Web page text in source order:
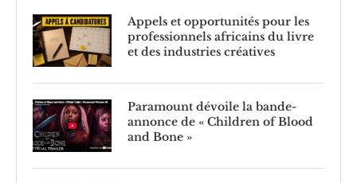
Appels et opportunités pour les
professionnels africains du livre
et des industries créatives
Paramount dévoile la bande-
annonce de « Children of Blood
and Bone »